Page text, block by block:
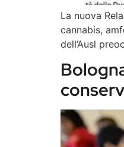
La nuova
cannabis,
dell’Ausl